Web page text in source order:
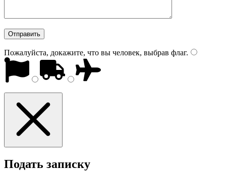
Пожалуйста, докажите, что вы человек, выбрав флаг.
Подать записку